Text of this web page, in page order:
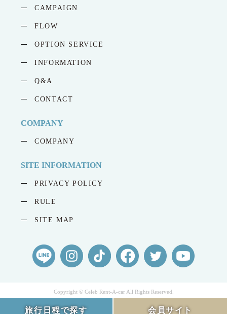
旅行日程で探す 会員サイト
CAMPAIGN
FLOW
OPTION SERVICE
INFORMATION
Q&A
CONTACT
COMPANY
COMPANY
SITE INFORMATION
PRIVACY POLICY
RULE
SITE MAP
Copyright © Celeb Rent-A-car All Rights Reserved.